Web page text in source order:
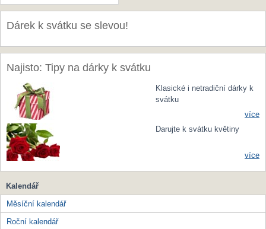
Dárek k svátku se slevou!
Najisto: Tipy na dárky k svátku
Klasické i netradiční dárky k
svátku
více
Darujte k svátku květiny
více
Kalendář
Měsíční kalendář
Roční kalendář